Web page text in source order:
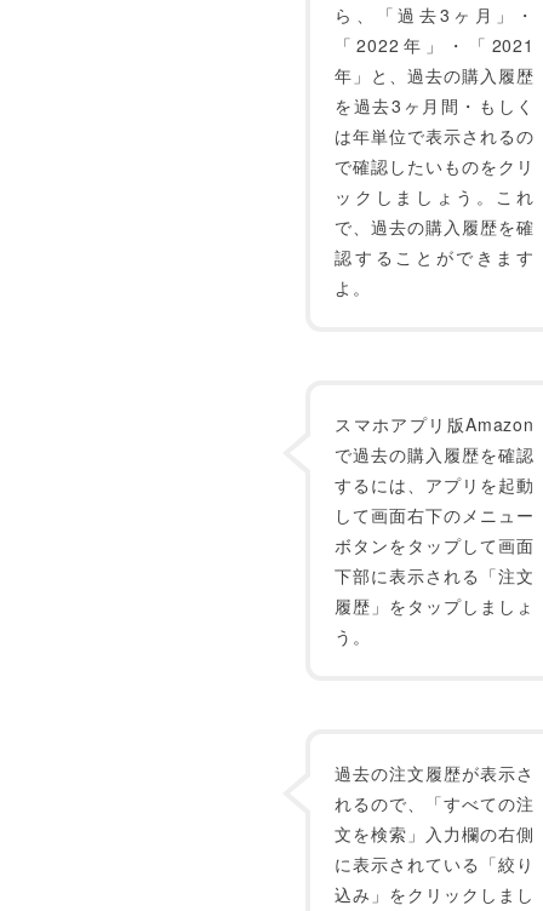
ら、「過去3ヶ月」・
「2022年」・「2021
年」と、過去の購入履歴
を過去3ヶ月間・もしく
は年単位で表示されるの
で確認したいものをクリ
ックしましょう。これ
で、過去の購入履歴を確
認することができます
よ。
スマホアプリ版Amazon
で過去の購入履歴を確認
するには、アプリを起動
して画面右下のメニュー
ボタンをタップして画面
下部に表示される「注文
履歴」をタップしましょ
う。
過去の注文履歴が表示さ
れるので、「すべての注
文を検索」入力欄の右側
に表示されている「絞り
込み」をクリックしまし